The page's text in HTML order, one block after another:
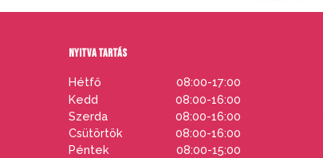
NYITVA TARTÁS
Hétfő
08:00-17:00
Kedd
08:00-16:00
Szerda
08:00-16:00
Csütörtök
08:00-16:00
Péntek
08:00-15:00